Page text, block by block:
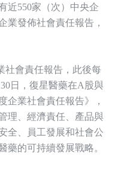
近550家（次）中央企
業發佈社會責任報告，
會責任報告，此後每
日，復星醫藥在A股與
企業社會責任報告》，
理、經濟責任、產品與
全、員工發展和社會公
藥的可持續發展戰略。